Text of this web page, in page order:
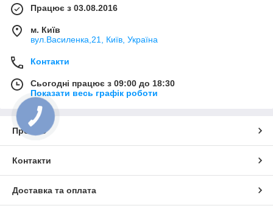
Працює з 03.08.2016
м. Київ
вул.Василенка,21, Київ, Україна
Контакти
Сьогодні працює з 09:00 до 18:30
Показати весь графік роботи
Про нас
Контакти
Доставка та оплата